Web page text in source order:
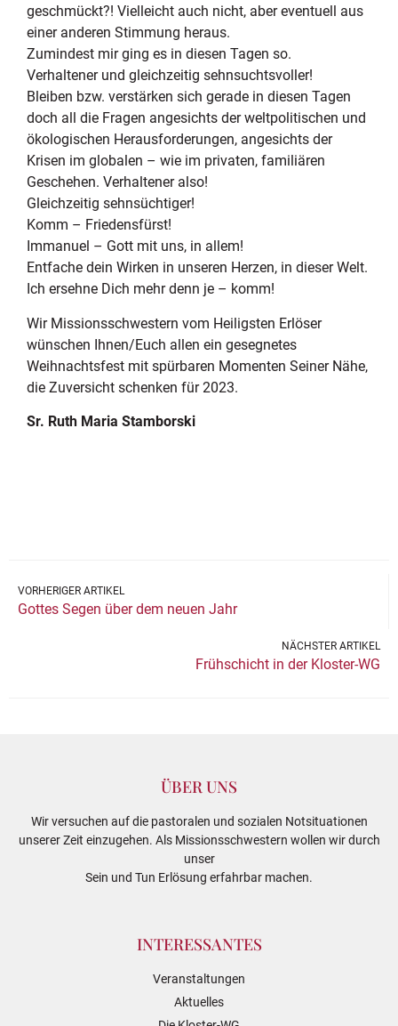
geschmückt?! Vielleicht auch nicht, aber eventuell aus
einer anderen Stimmung heraus.
Zumindest mir ging es in diesen Tagen so.
Verhaltener und gleichzeitig sehnsuchtsvoller!
Bleiben bzw. verstärken sich gerade in diesen Tagen
doch all die Fragen angesichts der weltpolitischen und
ökologischen Herausforderungen, angesichts der
Krisen im globalen – wie im privaten, familiären
Geschehen. Verhaltener also!
Gleichzeitig sehnsüchtiger!
Komm – Friedensfürst!
Immanuel – Gott mit uns, in allem!
Entfache dein Wirken in unseren Herzen, in dieser Welt.
Ich ersehne Dich mehr denn je – komm!
Wir Missionsschwestern vom Heiligsten Erlöser
wünschen Ihnen/Euch allen ein gesegnetes
Weihnachtsfest mit spürbaren Momenten Seiner Nähe,
die Zuversicht schenken für 2023.
Sr. Ruth Maria Stamborski
VORHERIGER ARTIKEL
Gottes Segen über dem neuen Jahr
NÄCHSTER ARTIKEL
Frühschicht in der Kloster-WG
ÜBER UNS
Wir versuchen auf die pastoralen und sozialen Notsituationen
unserer Zeit einzugehen. Als Missionsschwestern wollen wir durch
unser
Sein und Tun Erlösung erfahrbar machen.
INTERESSANTES
Veranstaltungen
Aktuelles